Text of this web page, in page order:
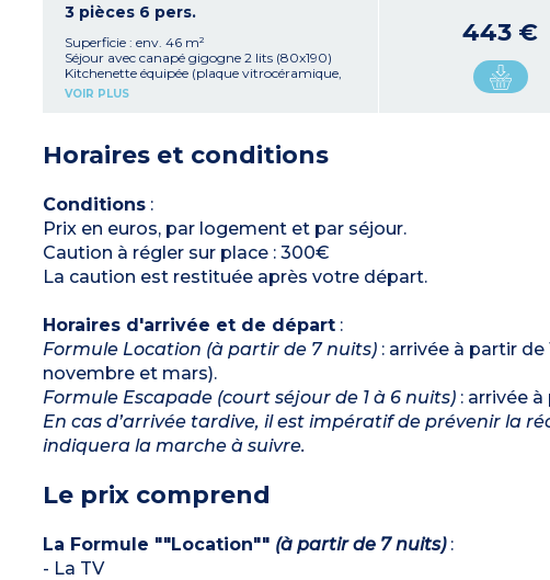
Balcon ou terrasse
3 pièces 6 pers.
Superficie : env. 46 m²
Séjour avec canapé gigogne 2 lits (80x190)
Kitchenette équipée (plaque vitrocéramique,
micro-ondes, lave-vaisselle, frigo/congélateur)
VOIR PLUS
443 €
Horaires et conditions
Conditions:
Prix en euros, par logement et par séjour.
Caution à régler sur place : 300€
La caution est restituée après votre départ.
Horaires d'arrivée et de départ:
Formule Location (à partir de 7 nuits): arrivée à partir de
novembre et mars).
Formule Escapade (court séjour de 1 à 6 nuits): arrivée à
En cas d’arrivée tardive, il est impératif de prévenir la
indiquera la marche à suivre.
Le prix comprend
La Formule ""Location"" (à partir de 7 nuits):
- La TV